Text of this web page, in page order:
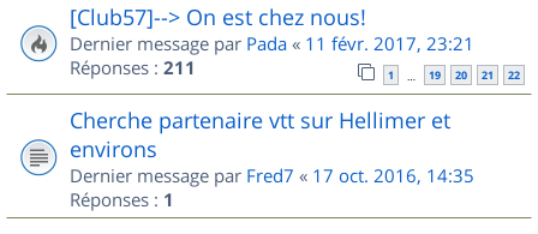
[Club57]--> On est chez nous!
Dernier message par Pada « 11 févr. 2017, 23:21
Réponses : 211 1 … 19 20 21 22
Cherche partenaire vtt sur Hellimer et
environs
Dernier message par Fred7 « 17 oct. 2016, 14:35
Réponses : 1